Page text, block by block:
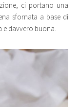
ci portano una
sfornata a base di
e davvero buona.